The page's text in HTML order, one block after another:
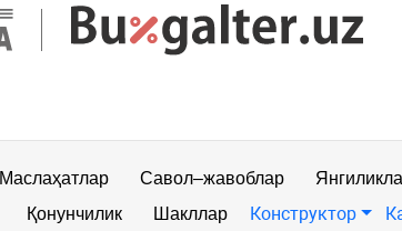
Маслаҳатлар Савол–жавоблар
Қонунчилик Шакллар Конструктор